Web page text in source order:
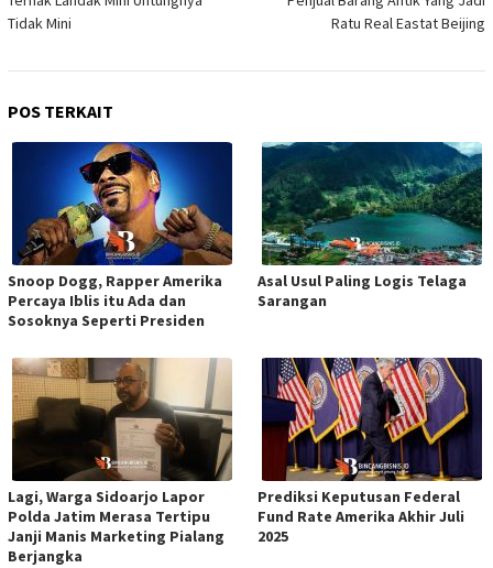
pos
Tidak Mini
Ratu Real Eastat Beijing
POS TERKAIT
Snoop Dogg, Rapper Amerika
Percaya Iblis itu Ada dan
Sosoknya Seperti Presiden
Asal Usul Paling Logis Telaga
Sarangan
Lagi, Warga Sidoarjo Lapor
Polda Jatim Merasa Tertipu
Janji Manis Marketing Pialang
Berjangka
Prediksi Keputusan Federal
Fund Rate Amerika Akhir Juli
2025